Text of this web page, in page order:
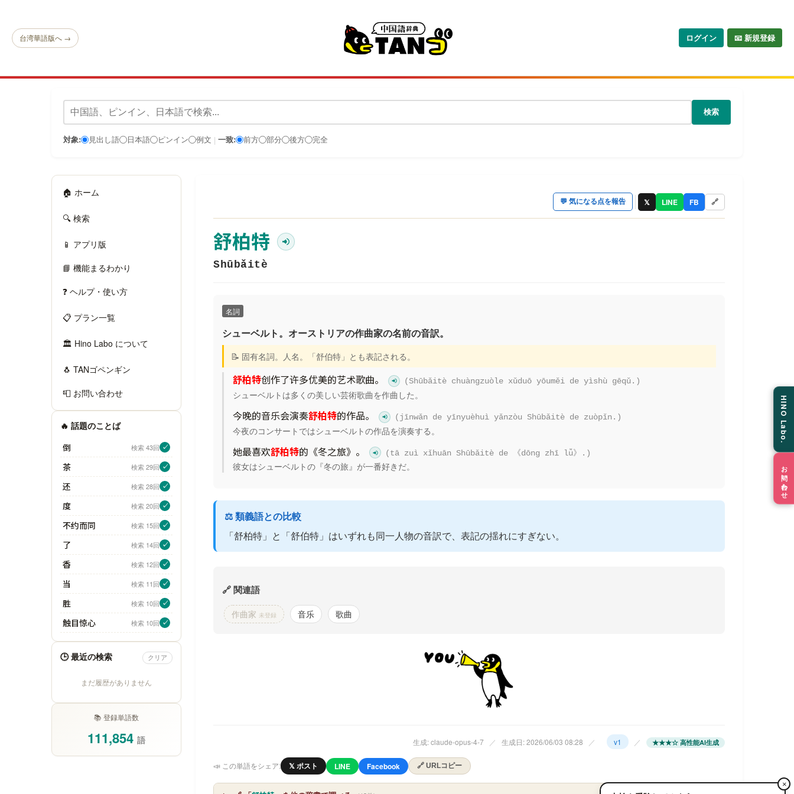
台湾華語版へ → ログイン 📧 新規登録
検索
対象: 見出し語 日本語 ピンイン 例文 | 一致: 前方 部分 後方 完全
🏠 ホーム
🔍 検索
📱 アプリ版
📘 機能まるわかり
❓ ヘルプ・使い方
📋 プラン一覧
🏛 Hino Labo について
🐧 TANゴペンギン
📮 お問い合わせ
🔥 話題のことば
倒
検索 43回 ✓
茶 検索 29回 ✓
还 検索 28回 ✓
度 検索 20回 ✓
不约而同 検索 15回 ✓
了 検索 14回 ✓
香 検索 12回 ✓
当 検索 11回 ✓
胜 検索 10回 ✓
触目惊心 検索 10回 ✓
🕒 最近の検索 クリア
まだ履歴がありません
📚 登録単語数
111,854 語
💬 気になる点を報告 𝕏 LINE FB 🔗
舒柏特
Shūbǎitè
名詞
シューベルト。オーストリアの作曲家の名前の音訳。
📝 固有名詞。人名。「舒伯特」とも表記される。
舒柏特创作了许多优美的艺术歌曲。 (Shūbǎitè chuàngzuòle xǔduō yōuměi de yìshù gēqǔ.)
シューベルトは多くの美しい芸術歌曲を作曲した。
今晚的音乐会演奏舒柏特的作品。 (jīnwǎn de yīnyuèhuì yǎnzòu Shūbǎitè de zuòpǐn.)
今夜のコンサートではシューベルトの作品を演奏する。
她最喜欢舒柏特的《冬之旅》。 (tā zuì xǐhuān Shūbǎitè de 《dōng zhī lǚ》.)
彼女はシューベルトの『冬の旅』が一番好きだ。
⚖️ 類義語との比較
「舒柏特」と「舒伯特」はいずれも同一人物の音訳で、表記の揺れにすぎない。
🔗 関連語
作曲家 未登録 音乐 歌曲
生成: claude-opus-4-7 ／ 生成日: 2026/06/03 08:28 ／ v1 ／ ★★★☆ 高性能AI生成
📣 この単語をシェア: 𝕏 ポスト LINE Facebook 🔗 URLコピー
HINO Labo.
お問い合わせ
×